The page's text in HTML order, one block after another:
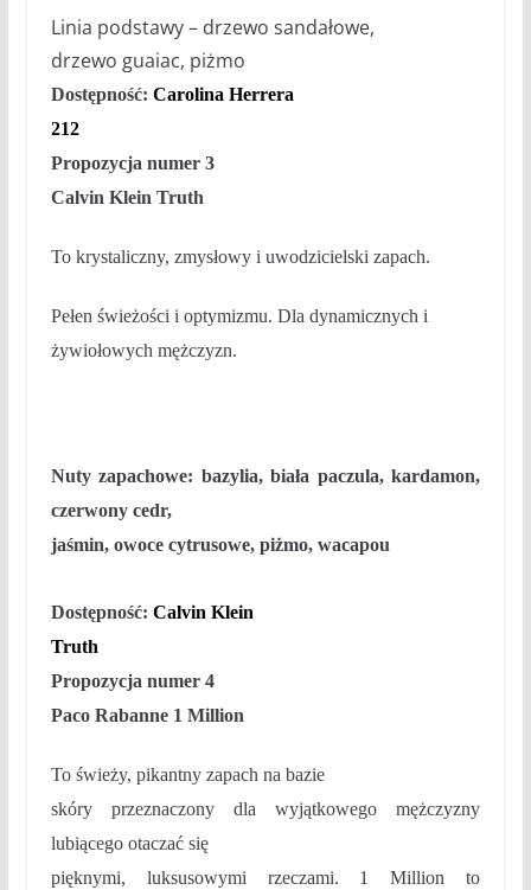
Linia podstawy– drzewo sandałowe,
drzewo guaiac, piżmo
Dostępność: Carolina Herrera
212
Propozycja numer 3
Calvin Klein Truth
To krystaliczny, zmysłowy i uwodzicielski zapach.
Pełen świeżości i optymizmu. Dla dynamicznych i
żywiołowych mężczyzn.
Nuty zapachowe: bazylia, biała paczula, kardamon,
czerwony cedr,
jaśmin, owoce cytrusowe, piżmo, wacapou
Dostępność: Calvin Klein
Truth
Propozycja numer 4
Paco Rabanne 1 Million
To świeży, pikantny zapach na bazie
skóry przeznaczony dla wyjątkowego mężczyzny
lubiącego otaczać się
pięknymi, luksusowymi rzeczami. 1 Million to